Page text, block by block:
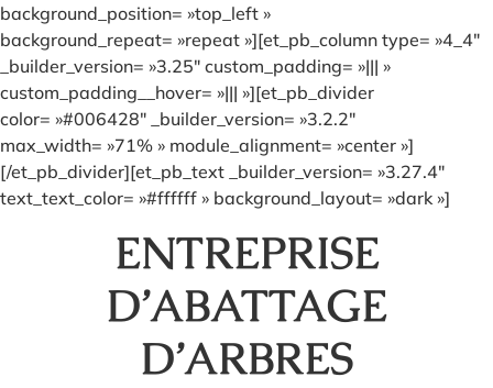
background_position= »top_left »
background_repeat= »repeat »][et_pb_column type= »4_4″
_builder_version= »3.25″ custom_padding= »||| »
custom_padding__hover= »||| »][et_pb_divider
color= »#006428″ _builder_version= »3.2.2″
max_width= »71% » module_alignment= »center »]
[/et_pb_divider][et_pb_text _builder_version= »3.27.4″
text_text_color= »#ffffff » background_layout= »dark »]
ENTREPRISE
D’ABATTAGE
D’ARBRES